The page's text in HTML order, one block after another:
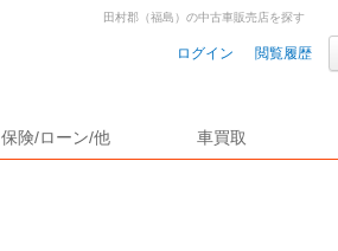
ログイン 閲覧履歴
保険/ローン/他 車買取
田村郡（福島）の中古車販売店を探す